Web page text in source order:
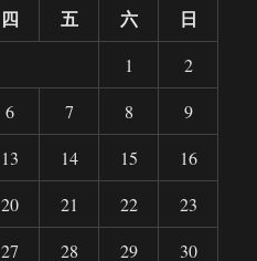
四 五 六 日
1
2
6 7 8
9
13 14 15
16
20 21 22
23
27 28 29
30